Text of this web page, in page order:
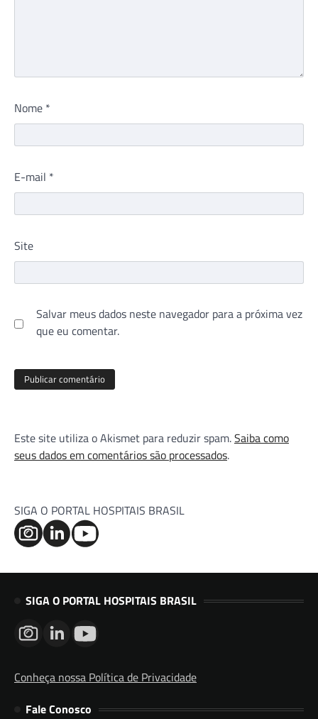
Nome *
E-mail *
Site
Salvar meus dados neste navegador para a próxima vez
que eu comentar.
Este site utiliza o Akismet para reduzir spam.Saiba como
seus dados em comentários são processados.
SIGA O PORTAL HOSPITAIS BRASIL
SIGA O PORTAL HOSPITAIS BRASIL
Conheça nossa Política de Privacidade
Fale Conosco